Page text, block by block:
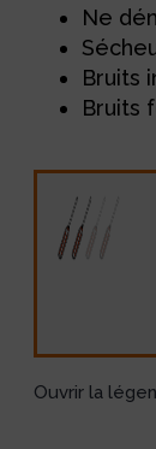
Ne
Bruits
Bruits
Ouvrir la